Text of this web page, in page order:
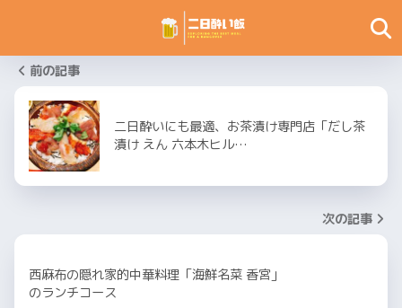
前の記事
二日酔いにも最適、お茶漬け専門店「だし茶
漬け えん 六本木ヒル…
次の記事
西麻布の隠れ家的中華料理「海鮮名菜 香宮」
のランチコース